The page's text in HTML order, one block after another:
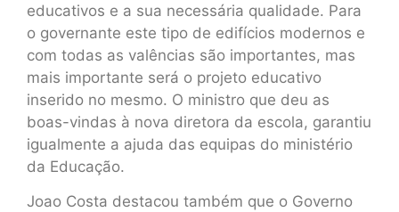
educativos e a sua necessária qualidade. Para
o governante este tipo de edifícios modernos e
com todas as valências são importantes, mas
mais importante será o projeto educativo
inserido no mesmo. O ministro que deu as
boas-vindas à nova diretora da escola, garantiu
igualmente a ajuda das equipas do ministério
da Educação.
Joao Costa destacou também que o Governo